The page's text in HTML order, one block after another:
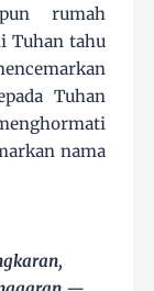
rumah
Tuhan tahu
Tuhan
nama